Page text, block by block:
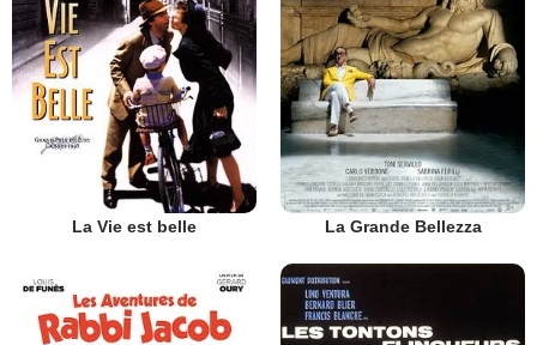
La Vie est belle La Grande Bellezza